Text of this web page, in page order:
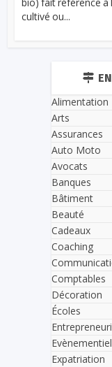
cultivé ou...
Alimentation
Arts
Assurances
Auto Moto
Avocats
Banques
Bâtiment
Beauté
Cadeaux
Coaching
Comptables
Décoration
Écoles
Evènementiel
Expatriation